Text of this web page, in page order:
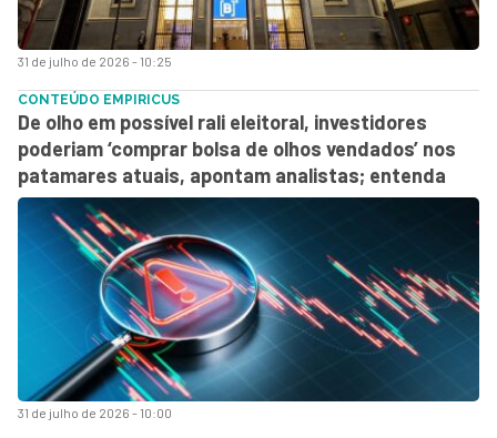
31 de julho de 2026 - 10:25
31 de julho de 2026 - 10:00
CONTEÚDO EMPIRICUS
De olho em possível rali eleitoral, investidores
poderiam ‘comprar bolsa de olhos vendados’ nos
patamares atuais, apontam analistas; entenda